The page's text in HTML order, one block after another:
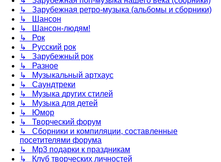
↳ Зарубежная ретро-музыка (альбомы и сборники)
↳ Шансон
↳ Шансон-людям!
↳ Рок
↳ Русский рок
↳ Зарубежный рок
↳ Разное
↳ Музыкальный артхаус
↳ Саундтреки
↳ Музыка других стилей
↳ Музыка для детей
↳ Юмор
↳ Творческий форум
↳ Сборники и компиляции, составленные
посетителями форума
↳ Mp3 подарки к праздникам
↳ Клуб творческих личностей